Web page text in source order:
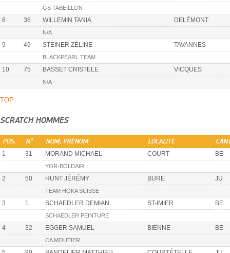
GS TABEILLON
8 36 WILLEMIN TANIA DELÉMONT
N/A
9 49 STEINER ZÉLINE TAVANNES
BLACKPEARL TEAM
10 75 BASSET CRISTELE VICQUES
N/A
TOP
SCRATCH HOMMES
POS. N° NOM, PRÉNOM LOCALITÉ
1 31 MORAND MICHAEL COURT BE
YOR-BOLDAIR
2 50 HUNT JÉRÉMY BURE JU
TEAM HOKA SUISSE
3 1 SCHAEDLER DEMIAN ST-IMIER BE
SCHAEDLER PEINTURE
4 32 EGGER SAMUEL BIENNE BE
CA MOUTIER